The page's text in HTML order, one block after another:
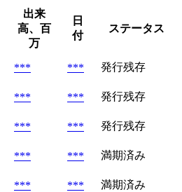
出来
高、百
万
日
付
ステータス
*** ***
発行残存
*** ***
発行残存
*** ***
発行残存
*** ***
満期済み
*** ***
満期済み